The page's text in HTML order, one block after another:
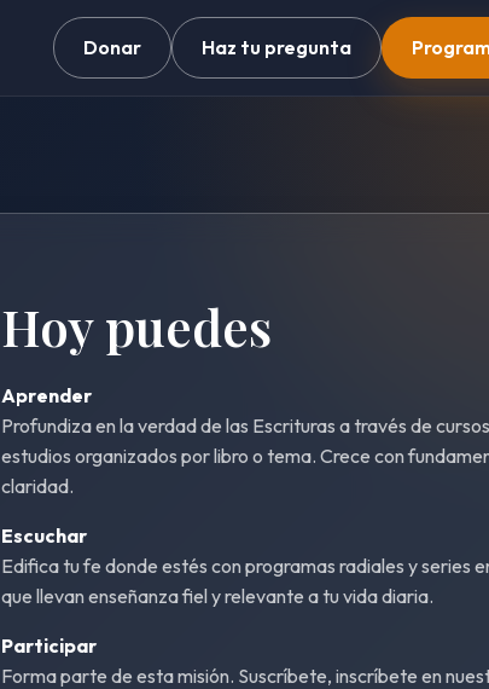
Donar Haz tu pregunta
Hoy puedes
Aprender
Profundiza en la verdad de las Escrituras a través de
estudios organizados por libro o tema. Crece con
claridad.
Escuchar
Edifica tu fe donde estés con programas radiales y series
que llevan enseñanza fiel y relevante a tu vida diaria.
Participar
Forma parte de esta misión. Suscríbete, inscríbete en